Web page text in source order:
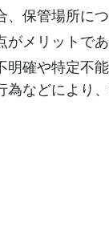
保管場所に
メリットであ
確や特定不
などにより